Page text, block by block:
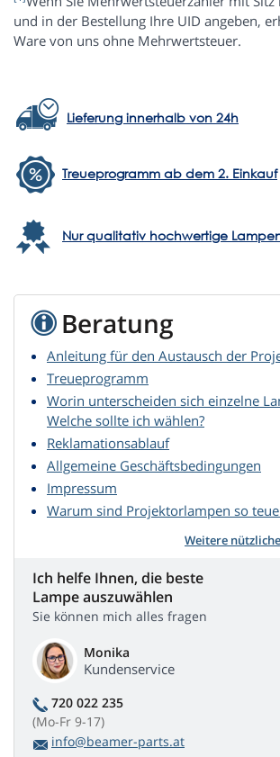
und in der Bestellung Ihre UID angeben,
Ware von uns ohne Mehrwertsteuer.
Lieferung innerhalb von 24h
Treueprogramm ab dem 2. Einkauf
Nur qualitativ hochwertige
Beratung
Anleitung für den Austausch der
Treueprogramm
Worin unterscheiden sich einzelne
Welche sollte ich wählen?
Reklamationsablauf
Allgemeine Geschäftsbedingungen
Impressum
Warum sind Projektorlampen so
Weitere
Ich helfe Ihnen, die beste
Lampe auszuwählen
Sie können mich alles fragen
Monika
Kundenservice
720 022 235
(Mo-Fr 9-17)
info@beamer-parts.at